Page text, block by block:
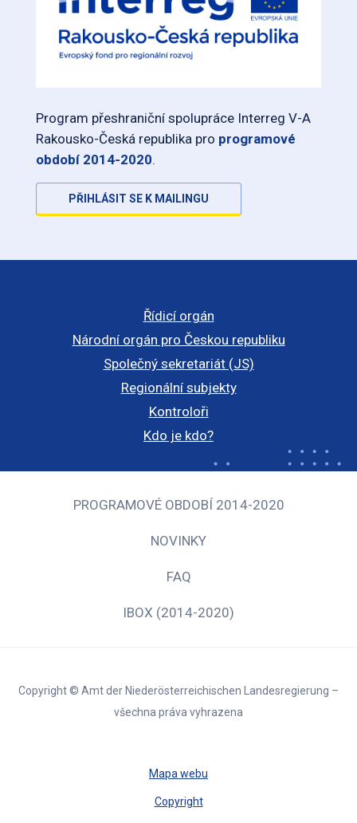
Program přeshraniční spolupráce Interreg V-A
Rakousko-Česká republika pro programové
období 2014-2020.
PŘIHLÁSIT SE K MAILINGU
Řídicí orgán
Národní orgán pro Českou republiku
Společný sekretariát (JS)
Regionální subjekty
Kontroloři
Kdo je kdo?
PROGRAMOVÉ OBDOBÍ 2014-2020
NOVINKY
FAQ
IBOX (2014-2020)
Copyright © Amt der Niederösterreichischen Landesregierung –
všechna práva vyhrazena
Mapa webu
Copyright